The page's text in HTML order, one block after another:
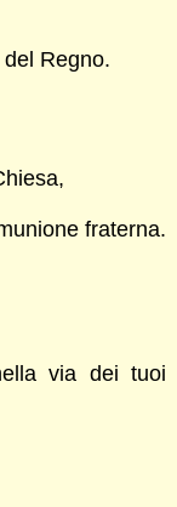
Regno.
fraterna.
via dei tuoi